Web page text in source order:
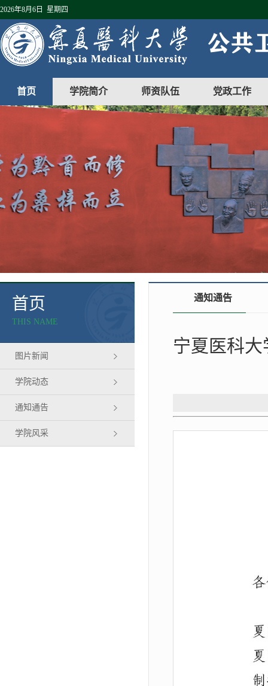
2026年8月6日 星期四
首页 学院简介 师资队伍 党政工作
首页
THIS NAME
图片新闻
学院动态
通知通告
学院风采
通知通告
宁夏医科